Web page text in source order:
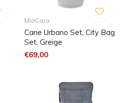
MiaCara
Cane Urbano Set, City Bag
Set, Greige
€69,00